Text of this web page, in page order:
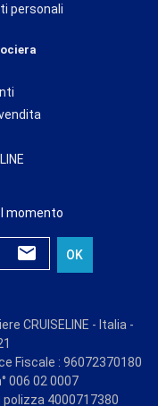
personali
momento
OK
CRUISELINE - Italia -
Fiscale : 96072370180
006 02 0007
polizza 4000717380